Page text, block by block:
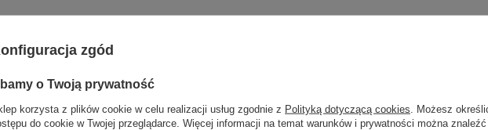
Podmiot odpowiedzialny za ten produkt na terenie UE
Symbol VBI110990100
zgód
o Twoją prywatność
korzysta z plików cookie w celu realizacji usług zgodnie z Polityką dotyczącą cookies . Możesz
do cookie w Twojej przeglądarce. Więcej informacji na temat warunków i prywatności można